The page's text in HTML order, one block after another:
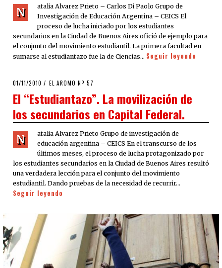
N
atalia Alvarez Prieto – Carlos Di Paolo Grupo de
Investigación de Educación Argentina – CEICS El
proceso de lucha iniciado por los estudiantes
secundarios en la Ciudad de Buenos Aires ofició de ejemplo para
el conjunto del movimiento estudiantil. La primera facultad en
sumarse al estudiantazo fue la de Ciencias… Seguir leyendo
POSTED
01/11/2010 08/08/2020
EL AROMO Nº 57
El “Estudiantazo”. La movilización de
los secundarios en Capital Federal.
N
atalia Alvarez Prieto Grupo de investigación de
educación argentina – CEICS En el transcurso de los
últimos meses, el proceso de lucha protagonizado por
los estudiantes secundarios en la Ciudad de Buenos Aires resultó
una verdadera lección para el conjunto del movimiento
estudiantil. Dando pruebas de la necesidad de recurrir…
Seguir leyendo